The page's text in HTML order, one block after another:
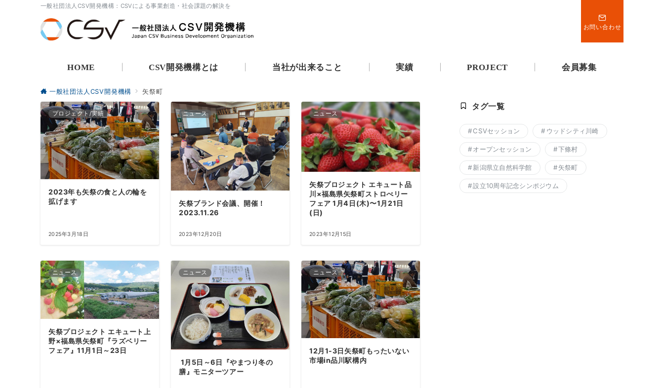
一般社団法人CSV開発機構：CSVによる事業創造・社会課題の解決を
お問い合わせ
HOME CSV開発機構とは 当社が出来ること 実績 PROJECT 会員募集
一般社団法人CSV開発機構 矢祭町
プロジェクト/実績
2023年も矢祭の食と人の輪を
拡げます
2025年3月18日
ニュース
矢祭ブランド会議、開催！
2023.11.26
2023年12月20日
ニュース
矢祭プロジェクト エキュート品
川×福島県矢祭町ストロべリー
フェア 1月4日(木)〜1月21日
(日)
2023年12月15日
ニュース
矢祭プロジェクト エキュート上
野×福島県矢祭町『ラズベリー
フェア』11月1日～23日
ニュース
1月5日～6日『やまつり冬の
膳』モニターツアー
ニュース
12月1-3日矢祭町もったいない
市場in品川駅構内
タグ一覧
CSVセッション ウッドシティ川崎
オープンセッション 下條村
新潟県立自然科学館 矢祭町
設立10周年記念シンポジウム